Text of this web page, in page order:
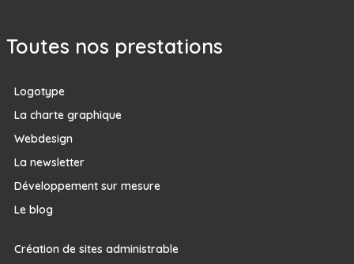
Toutes nos prestations
Logotype
La charte graphique
Webdesign
La newsletter
Développement sur mesure
Le blog
Création de sites administrable